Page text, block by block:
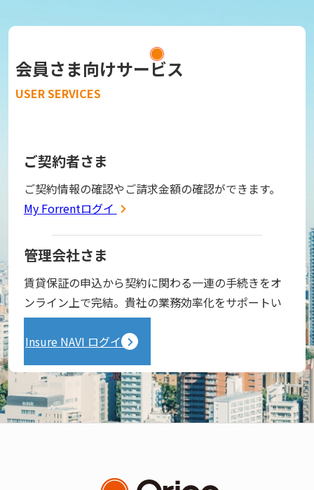
会員さま向けサービス
USER SERVICES
ご契約者さま
ご契約情報の確認やご請求金額の確認ができます。
My Forrentログイン
管理会社さま
賃貸保証の申込から契約に関わる一連の手続きをオ
ンライン上で完結。貴社の業務効率化をサポートい
たします。
Insure NAVI ログイン